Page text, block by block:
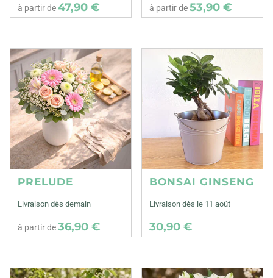
à partir de47,90 € à partir de53,90 €
PRELUDE
Livraison dès demain
à partir de36,90 €
BONSAI GINSENG
Livraison dès le 11 août
30,90 €